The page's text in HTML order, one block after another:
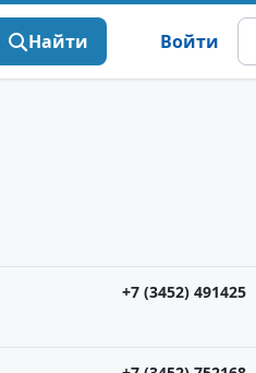
Найти Войти
+7 (3452) 491425